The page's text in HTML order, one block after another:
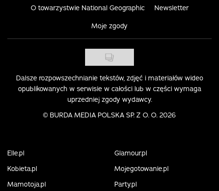
O towarzystwie National Geographic Newsletter
Moje zgody
Dalsze rozpowszechnianie tekstów, zdjęć i materiałów wideo
opublikowanych w serwisie w całości lub w części wymaga
uprzedniej zgody wydawcy.
© BURDA MEDIA POLSKA SP. Z O. O. 2026
Elle.pl
Glamour.pl
Kobieta.pl
Mojegotowanie.pl
Mamotoja.pl
Party.pl